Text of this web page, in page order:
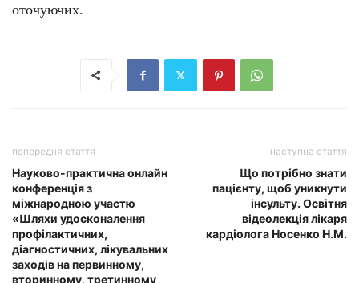
оточуючих.
попередня стаття
Науково-практична онлайн
конференція з
міжнародною участю
«Шляхи удосконалення
профілактичних,
діагностичних, лікувальних
заходів на первинному,
вторинному, третинному
наступна стаття
Що потрібно знати
пацієнту, щоб уникнути
інсульту. Освітня
відеолекція лікаря
кардіолога Носенко Н.М.